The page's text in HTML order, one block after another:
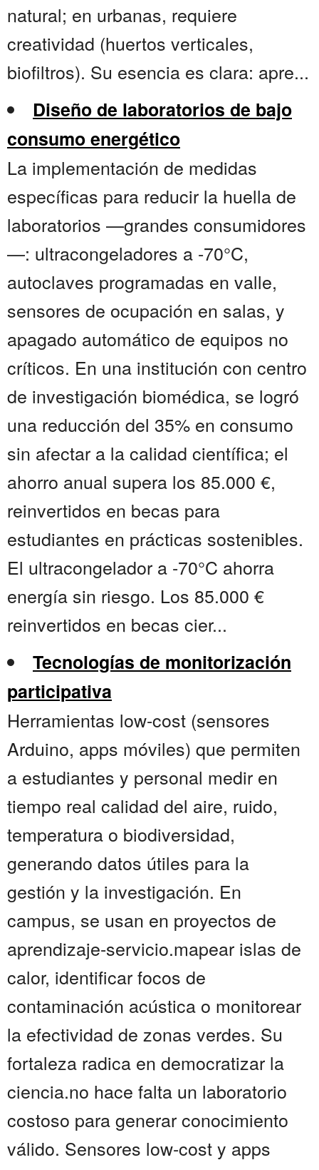
natural; en urbanas, requiere
creatividad (huertos verticales,
biofiltros). Su esencia es clara: apre...
Diseño de laboratorios de bajo
consumo energético
La implementación de medidas
específicas para reducir la huella de
laboratorios —grandes consumidores
—: ultracongeladores a -70°C,
autoclaves programadas en valle,
sensores de ocupación en salas, y
apagado automático de equipos no
críticos. En una institución con centro
de investigación biomédica, se logró
una reducción del 35% en consumo
sin afectar a la calidad científica; el
ahorro anual supera los 85.000 €,
reinvertidos en becas para
estudiantes en prácticas sostenibles.
El ultracongelador a -70°C ahorra
energía sin riesgo. Los 85.000 €
reinvertidos en becas cier...
Tecnologías de monitorización
participativa
Herramientas low-cost (sensores
Arduino, apps móviles) que permiten
a estudiantes y personal medir en
tiempo real calidad del aire, ruido,
temperatura o biodiversidad,
generando datos útiles para la
gestión y la investigación. En
campus, se usan en proyectos de
aprendizaje-servicio.mapear islas de
calor, identificar focos de
contaminación acústica o monitorear
la efectividad de zonas verdes. Su
fortaleza radica en democratizar la
ciencia.no hace falta un laboratorio
costoso para generar conocimiento
válido. Sensores low-cost y apps